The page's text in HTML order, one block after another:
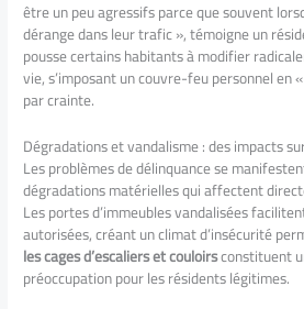
être un peu agressifs parce que souvent
dérange dans leur trafic », témoigne un
pousse certains habitants à modifier
vie, s’imposant un couvre-feu personnel en
par crainte.
Dégradations et vandalisme : des impacts
Les problèmes de délinquance se
dégradations matérielles qui affectent
Les portes d’immeubles vandalisées
autorisées, créant un climat d’insécurité
les cages d’escaliers et couloirsconstituent
préoccupation pour les résidents légitimes.